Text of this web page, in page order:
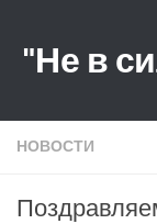
"Не в
НОВОСТИ